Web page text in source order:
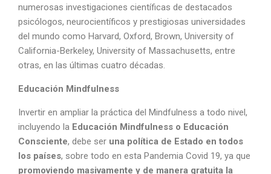
numerosas investigaciones científicas de destacados
psicólogos, neurocientíficos y prestigiosas universidades
del mundo como Harvard, Oxford, Brown, University of
California-Berkeley, University of Massachusetts, entre
otras, en las últimas cuatro décadas.
Educación Mindfulness
Invertir en ampliar la práctica del Mindfulness a todo nivel,
incluyendo la Educación Mindfulness o Educación
Consciente, debe ser una política de Estado en todos
los países, sobre todo en esta Pandemia Covid 19, ya que
promoviendo masivamente y de manera gratuita la